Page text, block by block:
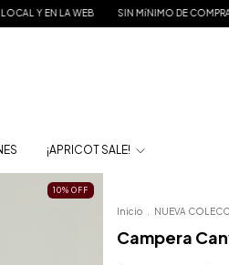
EN LA WEB POR TIEMPO LIMITADO | 15% OFF
¡APRICOT SALE!
10% OFF
Inicio NUEVA
Campera